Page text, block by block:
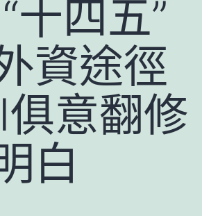
十四五”
資途徑
意翻修
白